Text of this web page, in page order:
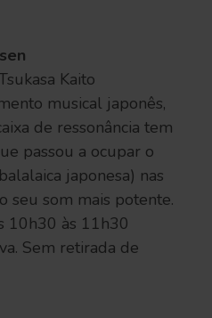
Kaito
musical japonês,
de ressonância tem
passou a ocupar o
japonesa) nas
seu som mais potente.
10h30 às 11h30
Sem retirada de